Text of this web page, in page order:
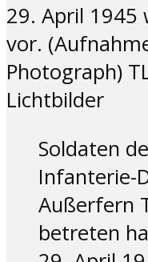
Soldaten
Infanterie-
Außerfern
betreten